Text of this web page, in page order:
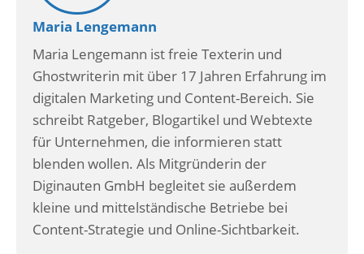
Maria Lengemann
Maria Lengemann ist freie Texterin und
Ghostwriterin mit über 17 Jahren Erfahrung im
digitalen Marketing und Content-Bereich. Sie
schreibt Ratgeber, Blogartikel und Webtexte
für Unternehmen, die informieren statt
blenden wollen. Als Mitgründerin der
Diginauten GmbH begleitet sie außerdem
kleine und mittelständische Betriebe bei
Content-Strategie und Online-Sichtbarkeit.